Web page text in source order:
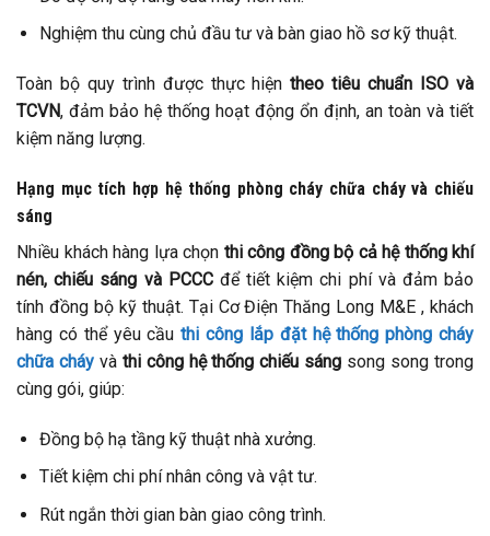
Nghiệm thu cùng chủ đầu tư và bàn giao hồ sơ kỹ thuật.
Toàn bộ quy trình được thực hiệntheo tiêu chuẩn ISO và
TCVN, đảm bảo hệ thống hoạt động ổn định, an toàn và tiết
kiệm năng lượng.
Hạng mục tích hợp hệ thống phòng cháy chữa cháy và chiếu
sáng
Nhiều khách hàng lựa chọn thi công đồng bộ cả hệ thống khí
nén, chiếu sáng và PCCCđể tiết kiệm chi phí và đảm bảo
tính đồng bộ kỹ thuật. Tại Cơ Điện Thăng Long M&E , khách
hàng có thể yêu cầu thi công lắp đặt hệ thống phòng cháy
chữa cháyvà thi công hệ thống chiếu sáng song song trong
cùng gói, giúp:
Đồng bộ hạ tầng kỹ thuật nhà xưởng.
Tiết kiệm chi phí nhân công và vật tư.
Rút ngắn thời gian bàn giao công trình.